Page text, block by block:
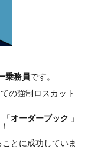
乗務員です。
の強制ロスカット
「オーダーブック 」
とに成功していま